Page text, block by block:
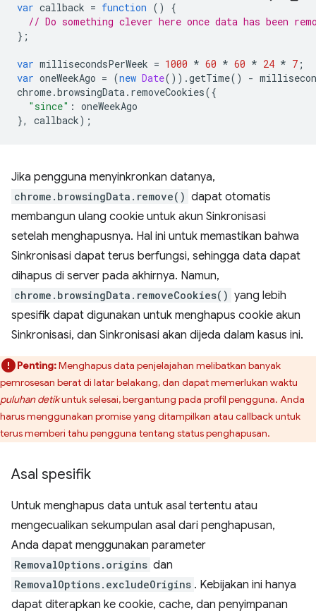
var callback = function ()
{
// Do something clever here once data has been
};
var millisecondsPerWeek = 1000 * 60 * 60 * 24 * 7 ;
var oneWeekAgo = (new Date()).getTime() -
chrome.browsingData. removeCookies({
"since" : oneWeekAgo
},
callback);
Jika pengguna menyinkronkan datanya,
chrome.browsingData.remove() dapat otomatis
membangun ulang cookie untuk akun Sinkronisasi
setelah menghapusnya. Hal ini untuk memastikan bahwa
Sinkronisasi dapat terus berfungsi, sehingga data dapat
dihapus di server pada akhirnya. Namun,
chrome.browsingData.removeCookies() yang lebih
spesifik dapat digunakan untuk menghapus cookie akun
Sinkronisasi, dan Sinkronisasi akan dijeda dalam kasus ini.
Penting:Menghapus data penjelajahan melibatkan banyak
pemrosesan berat di latar belakang, dan dapat memerlukan waktu
puluhan detikuntuk selesai, bergantung pada profil pengguna. Anda
harus menggunakan promise yang ditampilkan atau callback untuk
terus memberi tahu pengguna tentang status penghapusan.
Asal spesifik
Untuk menghapus data untuk asal tertentu atau
mengecualikan sekumpulan asal dari penghapusan,
Anda dapat menggunakan parameter
RemovalOptions.origins dan
RemovalOptions.excludeOrigins . Kebijakan ini hanya
dapat diterapkan ke cookie, cache, dan penyimpanan